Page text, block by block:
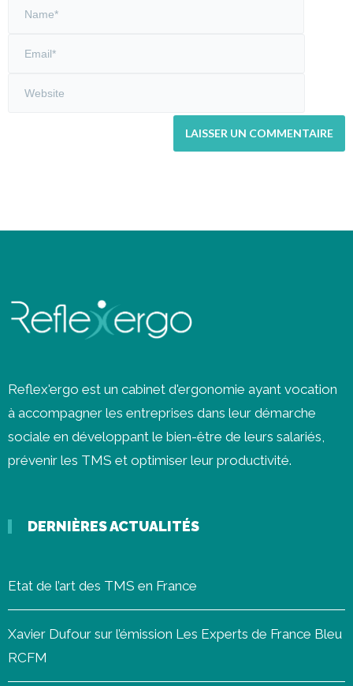
Reflex'ergo est un cabinet d'ergonomie ayant vocation
à accompagner les entreprises dans leur démarche
sociale en développant le bien-être de leurs salariés,
prévenir les TMS et optimiser leur productivité.
DERNIÈRES ACTUALITÉS
Etat de l’art des TMS en France
Xavier Dufour sur l’émission Les Experts de France Bleu
RCFM